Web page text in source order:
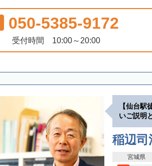
050-5385-9172
受付時間 10:00～20:00
【仙台
いご説明
稲辺司
宮城県